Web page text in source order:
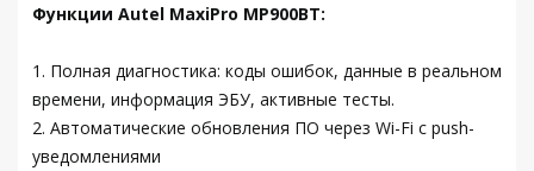
Функции Autel MaxiPro MP900BT:
1. Полная диагностика: коды ошибок, данные в реальном
времени, информация ЭБУ, активные тесты.
2. Автоматические обновления ПО через Wi-Fi с push-
уведомлениями